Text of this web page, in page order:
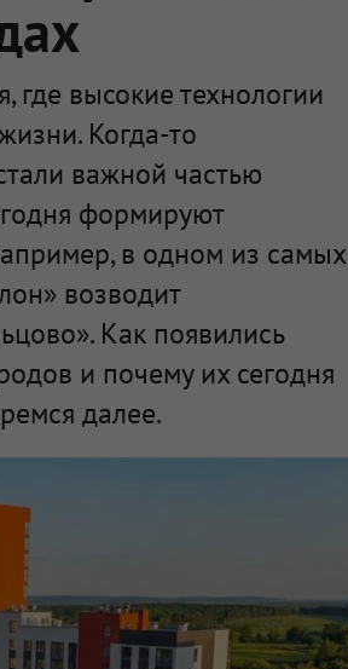
высокие технологии
Когда-то
важной частью
формируют
в одном из самых
возводит
Как появились
и почему их сегодня
далее.